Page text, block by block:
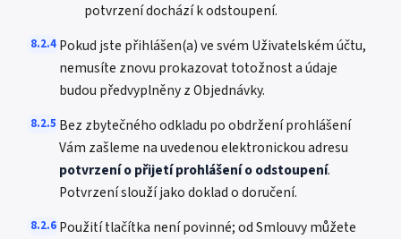
potvrzení dochází k odstoupení.
8.2.4 Pokud jste přihlášen(a) ve svém Uživatelském účtu,
nemusíte znovu prokazovat totožnost a údaje
budou předvyplněny z Objednávky.
8.2.5 Bez zbytečného odkladu po obdržení prohlášení
Vám zašleme na uvedenou elektronickou adresu
potvrzení o přijetí prohlášení o odstoupení.
Potvrzení slouží jako doklad o doručení.
8.2.6 Použití tlačítka není povinné; od Smlouvy můžete